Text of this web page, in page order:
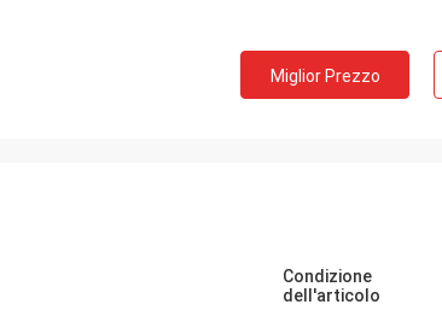
Miglior Prezzo
Condizione
dell'articolo